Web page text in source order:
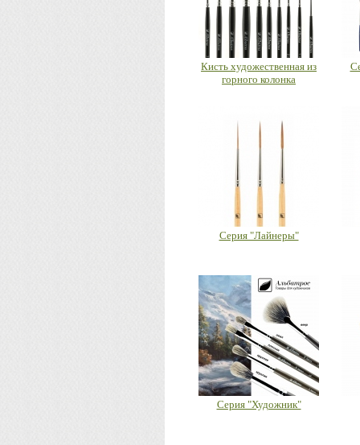
Кисть художественная из
горного колонка
Серия "Лайнеры"
Серия "Художник"